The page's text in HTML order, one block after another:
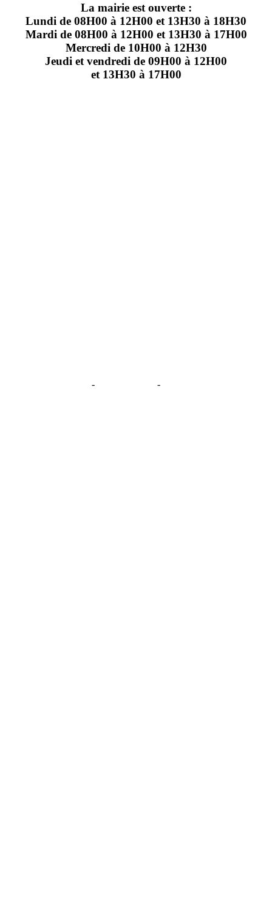
La mairie est ouverte :
Lundi de 08H00 à 12H00 et 13H30 à 18H30
Mardi de 08H00 à 12H00 et 13H30 à 17H00
Mercredi de 10H00 à 12H30
Jeudi et vendredi de 09H00 à 12H00
et 13H30 à 17H00
- -